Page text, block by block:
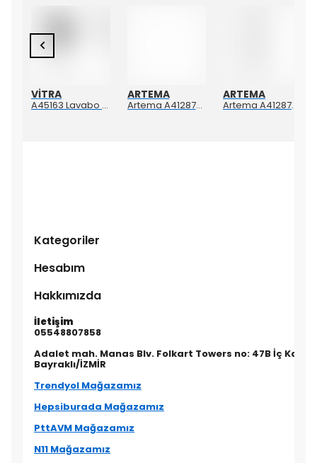
VİTRA
A45163 Lavabo Süzgeci Sabit Krom
ARTEMA
Artema A4128723 Suıt L Yerden Küvet Bataryası Altın
ARTEMA
Artema A4128726 Suıt Küvet Bataryası Bakır
Kategoriler
Hesabım
Hakkımızda
İletişim
05548807858
Adalet mah. Manas Blv. Folkart Towers no: 47B İç Kapı
Bayraklı/İZMİR
Trendyol Mağazamız
Hepsiburada Mağazamız
PttAVM Mağazamız
N11 Mağazamız